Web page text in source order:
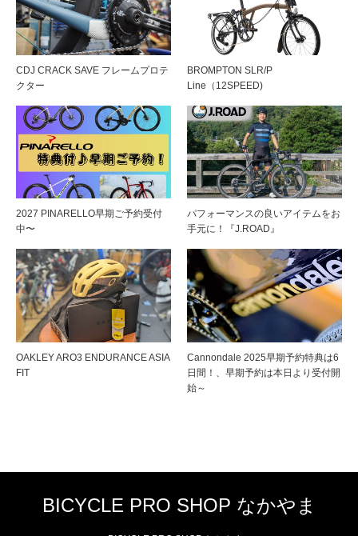
CDJ CRACK SAVE フレームプロテ
クター
BROMPTON SLR/P
Line（12SPEED)
2027 PINARELLO早期ご予約受付
中〜
パフォーマンスの良いアイテムをお
手元に！『J.ROAD』
OAKLEY ARO3 ENDURANCE ASIA
FIT
Cannondale 2025早期予約特典は6
日間！、早期予約は本日より受付開
始～
BICYCLE PRO SHOP なかやま